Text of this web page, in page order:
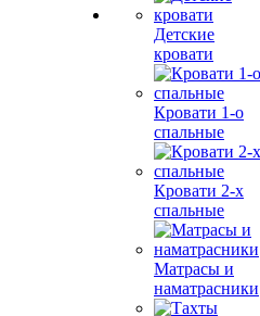
Детские
кровати
Кровати 1-о
спальные
Кровати 2-х
спальные
Матрасы и
наматрасники